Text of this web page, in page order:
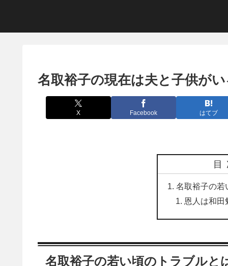
名取裕子の現在は夫と子供が
X Facebook はてブ
名取裕子の若
恩人は和田
名取裕子の若い頃のトラブルと